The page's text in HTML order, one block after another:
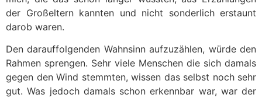
der Großeltern kannten und nicht sonderlich erstaunt
darob waren.
Den darauffolgenden Wahnsinn aufzuzählen, würde den
Rahmen sprengen. Sehr viele Menschen die sich damals
gegen den Wind stemmten, wissen das selbst noch sehr
gut. Was jedoch damals schon erkennbar war, war der